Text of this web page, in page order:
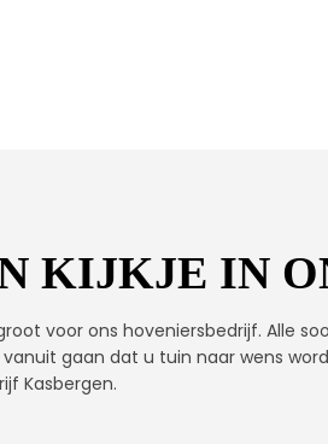
KIJKJE IN
voor ons hoveniersbedrijf. Alle
gaan dat u tuin naar wens
Kasbergen.